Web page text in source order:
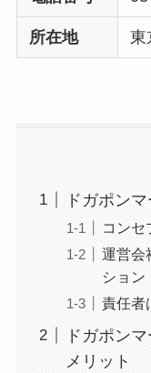
所在地 東
ドガポン
コンセ
運営会
ション
責任者
ドガポン
メリット